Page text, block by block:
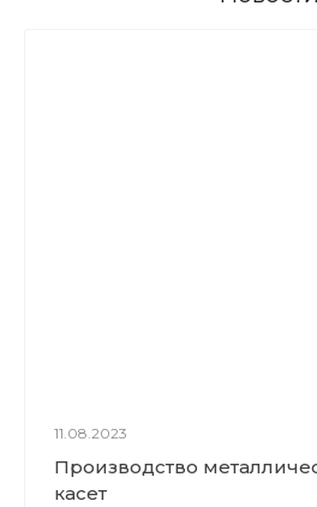
11.08.2023
Производство
касет